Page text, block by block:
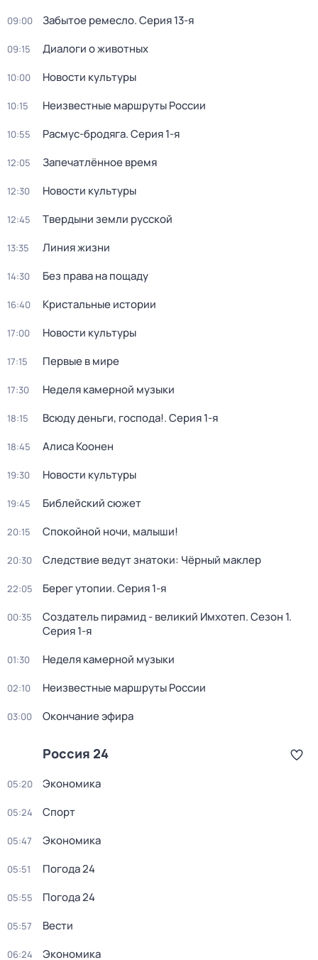
09:00 Забытое ремесло. Серия 13-я
09:15 Диалоги о животных
10:00 Новости культуры
10:15 Неизвестные маршруты России
10:55 Расмус-бродяга. Серия 1-я
12:05 Запечатлённое время
12:30 Новости культуры
12:45 Твердыни земли русской
13:35 Линия жизни
14:30 Без права на пощаду
16:40 Кристальные истории
17:00 Новости культуры
17:15 Первые в мире
17:30 Неделя камерной музыки
18:15 Всюду деньги, господа!. Серия 1-я
18:45 Алиса Коонен
19:30 Новости культуры
19:45 Библейский сюжет
20:15 Спокойной ночи, малыши!
20:30 Следствие ведут знатоки: Чёрный маклер
22:05 Берег утопии. Серия 1-я
00:35 Создатель пирамид - великий Имхотеп. Сезон 1.
Серия 1-я
01:30 Неделя камерной музыки
02:10 Неизвестные маршруты России
03:00 Окончание эфира
Россия 24
05:20 Экономика
05:24 Спорт
05:47 Экономика
05:51 Погода 24
05:55 Погода 24
05:57 Вести
06:24 Экономика